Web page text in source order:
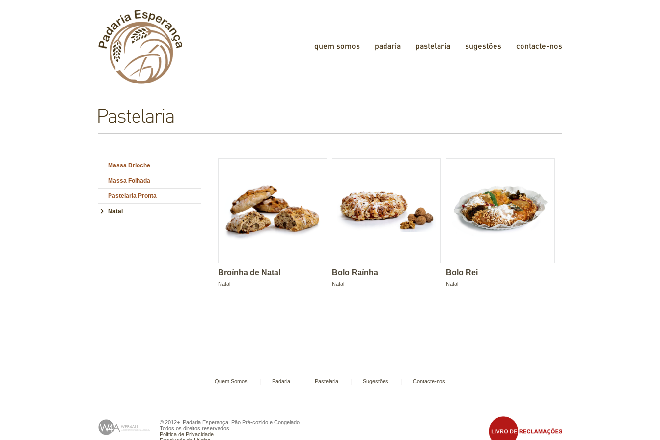
Massa Brioche
Massa Folhada
Pastelaria Pronta
Natal
Broínha de Natal
Natal
Bolo Raínha
Natal
Bolo Rei
Natal
Quem Somos Padaria Pastelaria Sugestões Contacte-nos
© 2012+. Padaria Esperança. Pão Pré-cozido e Congelado
Todos os direitos reservados.
Política de Privacidade